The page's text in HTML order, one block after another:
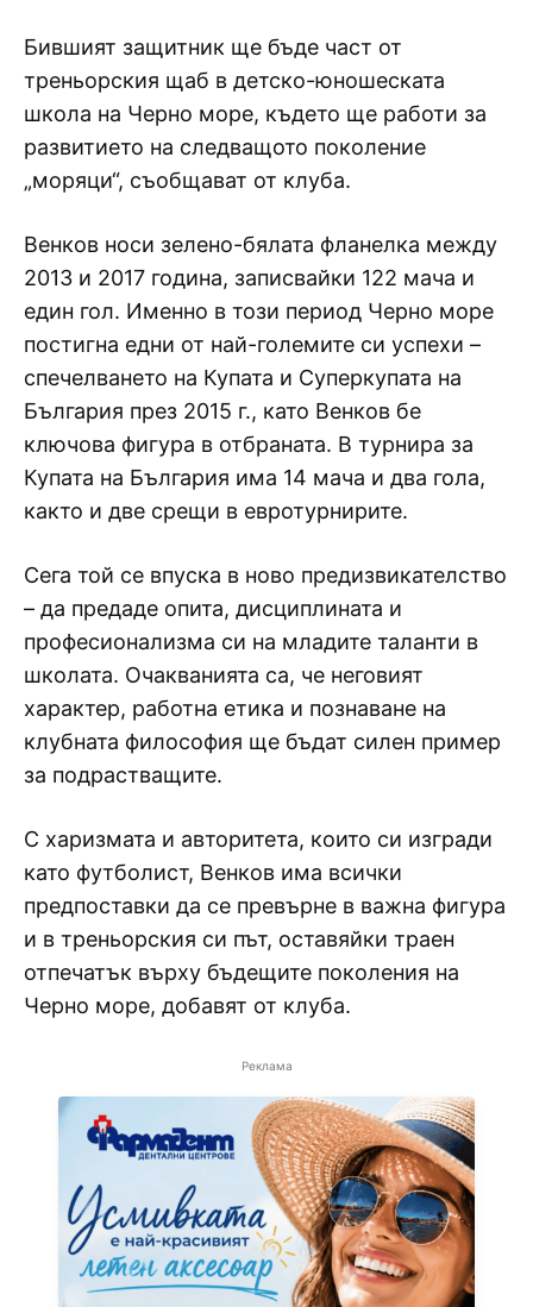
Бившият защитник ще бъде част от
треньорския щаб в детско-юношеската
школа на Черно море, където ще работи за
развитието на следващото поколение
„моряци“, съобщават от клуба.
Венков носи зелено-бялата фланелка между
2013 и 2017 година, записвайки 122 мача и
един гол. Именно в този период Черно море
постигна едни от най-големите си успехи –
спечелването на Купата и Суперкупата на
България през 2015 г., като Венков бе
ключова фигура в отбраната. В турнира за
Купата на България има 14 мача и два гола,
както и две срещи в евротурнирите.
Сега той се впуска в ново предизвикателство
– да предаде опита, дисциплината и
професионализма си на младите таланти в
школата. Очакванията са, че неговият
характер, работна етика и познаване на
клубната философия ще бъдат силен пример
за подрастващите.
С харизмата и авторитета, които си изгради
като футболист, Венков има всички
предпоставки да се превърне в важна фигура
и в треньорския си път, оставяйки траен
отпечатък върху бъдещите поколения на
Черно море, добавят от клуба.
Реклама